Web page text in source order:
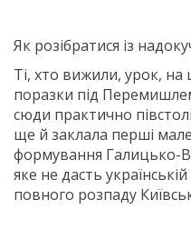
Як розібратися із
Ті, хто вижили, урок, на
поразки під
сюди практично
ще й заклала перші
формування Галицько-
яке не дасть українській
повного розпаду